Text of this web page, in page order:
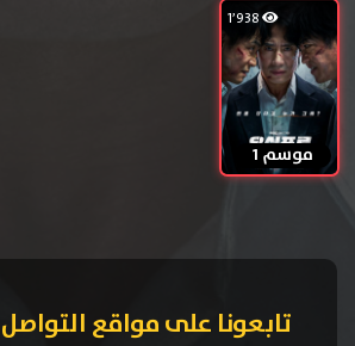
موسم 1
تابعونا على مواقع